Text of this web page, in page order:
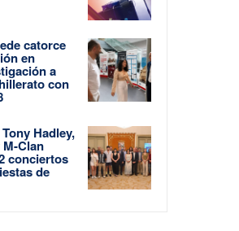
catorce
en
a
con
Hadley,
Clan
conciertos
de